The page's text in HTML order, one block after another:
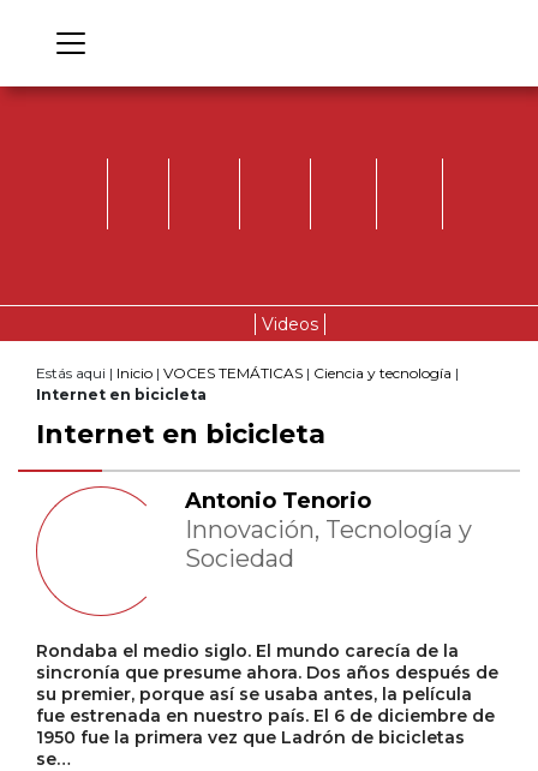
Videos
Estás aqui | Inicio | VOCES TEMÁTICAS | Ciencia y tecnología |
Internet en bicicleta
Internet en bicicleta
Antonio Tenorio
Innovación, Tecnología y
Sociedad
Rondaba el medio siglo. El mundo carecía de la
sincronía que presume ahora. Dos años después de
su premier, porque así se usaba antes, la película
fue estrenada en nuestro país. El 6 de diciembre de
1950 fue la primera vez que Ladrón de bicicletas
se…